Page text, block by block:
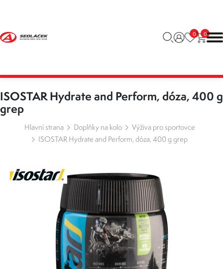
0 0
ISOSTAR Hydrate and Perform, dóza, 400 g
grep
Hlavní strana Doplňky na kolo
Výživa pro sportovce
ISOSTAR Hydrate and Perform, dóza, 400 g grep